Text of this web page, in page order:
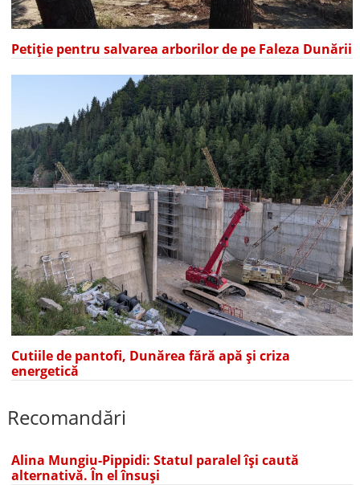
Petiție pentru salvarea arborilor de pe Faleza Dunării
Cutiile de pantofi, Dunărea fără apă și criza
energetică
Recomandări
Alina Mungiu-Pippidi: Statul paralel își caută
alternativă. În el însuși